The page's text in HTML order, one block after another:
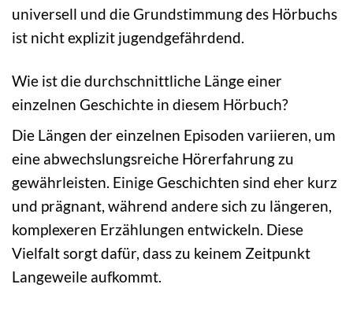
universell und die Grundstimmung des Hörbuchs
ist nicht explizit jugendgefährdend.
Wie ist die durchschnittliche Länge einer
einzelnen Geschichte in diesem Hörbuch?
Die Längen der einzelnen Episoden variieren, um
eine abwechslungsreiche Hörerfahrung zu
gewährleisten. Einige Geschichten sind eher kurz
und prägnant, während andere sich zu längeren,
komplexeren Erzählungen entwickeln. Diese
Vielfalt sorgt dafür, dass zu keinem Zeitpunkt
Langeweile aufkommt.